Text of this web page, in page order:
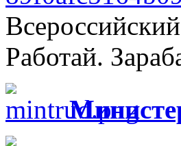
Работай.